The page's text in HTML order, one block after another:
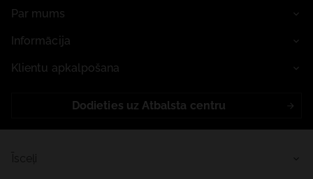
Par mums
Informācija
Klientu apkalpošana
Dodieties uz Atbalsta centru